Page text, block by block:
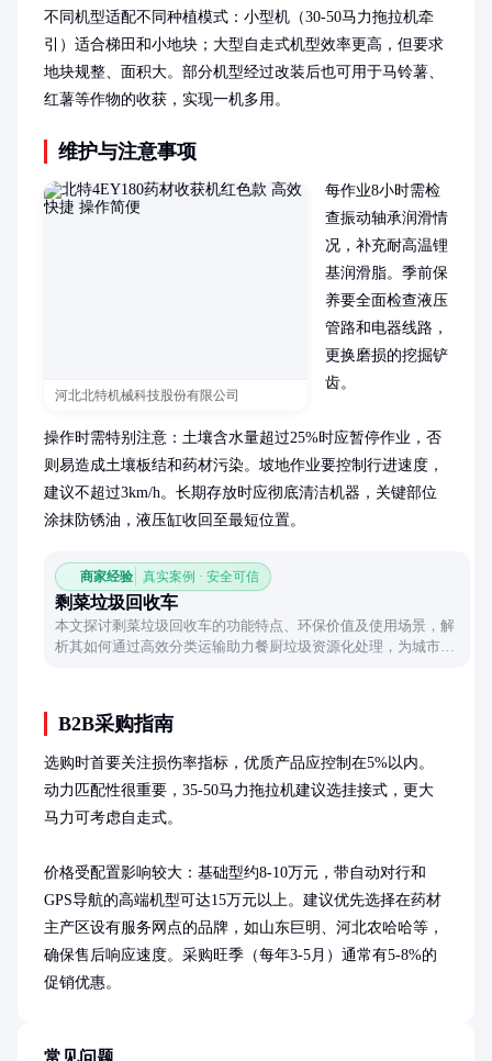
不同机型适配不同种植模式：小型机（30-50马力拖拉机牵
引）适合梯田和小地块；大型自走式机型效率更高，但要求
地块规整、面积大。部分机型经过改装后也可用于马铃薯、
红薯等作物的收获，实现一机多用。
维护与注意事项
河北北特机械科技股份有限公司
每作业8小时需检
查振动轴承润滑情
况，补充耐高温锂
基润滑脂。季前保
养要全面检查液压
管路和电器线路，
更换磨损的挖掘铲
齿。
操作时需特别注意：土壤含水量超过25%时应暂停作业，否
则易造成土壤板结和药材污染。坡地作业要控制行进速度，
建议不超过3km/h。长期存放时应彻底清洁机器，关键部位
涂抹防锈油，液压缸收回至最短位置。
商家经验 真实案例 · 安全可信
剩菜垃圾回收车
本文探讨剩菜垃圾回收车的功能特点、环保价值及使用场景，解
析其如何通过高效分类运输助力餐厨垃圾资源化处理，为城市环
B2B采购指南
选购时首要关注损伤率指标，优质产品应控制在5%以内。
动力匹配性很重要，35-50马力拖拉机建议选挂接式，更大
马力可考虑自走式。
价格受配置影响较大：基础型约8-10万元，带自动对行和
GPS导航的高端机型可达15万元以上。建议优先选择在药材
主产区设有服务网点的品牌，如山东巨明、河北农哈哈等，
确保售后响应速度。采购旺季（每年3-5月）通常有5-8%的
促销优惠。
常见问题